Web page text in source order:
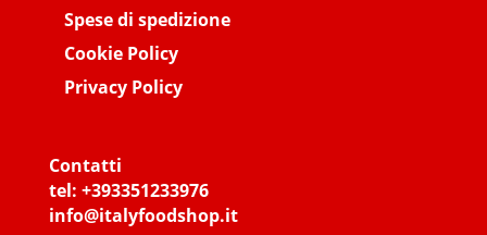
Spese di spedizione
Cookie Policy
Privacy Policy
Contatti
tel: +393351233976
info@italyfoodshop.it